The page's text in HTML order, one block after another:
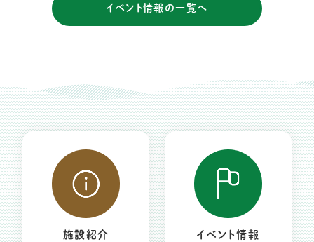
イベント情報の一覧へ
施設紹介 イベント情報